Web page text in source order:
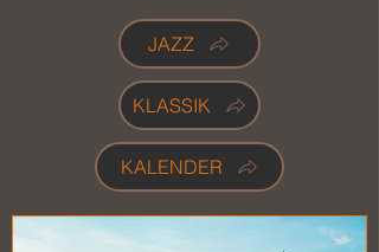
JAZZ
KLASSIK
KALENDER